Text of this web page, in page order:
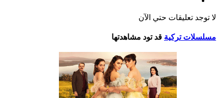
لا توجد تعليقات حتي الآن
مسلسلات تركية قد تود مشاهدتها